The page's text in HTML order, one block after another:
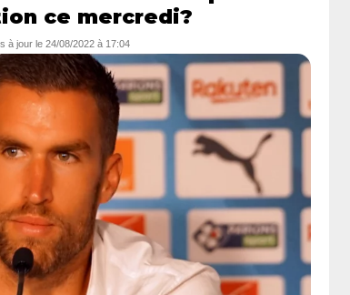
ce mercredi?
à jour le 24/08/2022 à 17:04